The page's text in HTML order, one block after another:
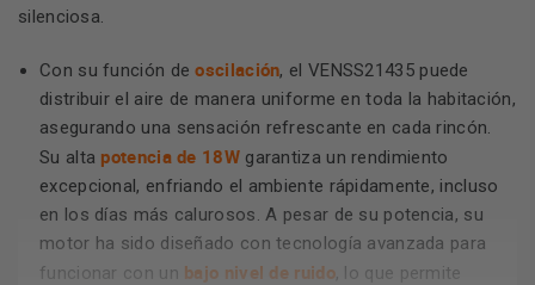
silenciosa.
Con su función deoscilación, el VENSS21435 puede
distribuir el aire de manera uniforme en toda la habitación,
asegurando una sensación refrescante en cada rincón.
Su alta potencia de 18Wgarantiza un rendimiento
excepcional, enfriando el ambiente rápidamente, incluso
en los días más calurosos. A pesar de su potencia, su
motor ha sido diseñado con tecnología avanzada para
funcionar con un bajo nivel de ruido, lo que permite